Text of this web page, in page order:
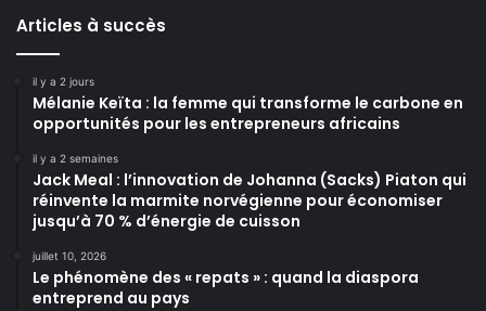
Articles à succès
il y a 2 jours
Mélanie Keïta : la femme qui transforme le carbone en
opportunités pour les entrepreneurs africains
il y a 2 semaines
Jack Meal : l’innovation de Johanna (Sacks) Piaton qui
réinvente la marmite norvégienne pour économiser
jusqu’à 70 % d’énergie de cuisson
juillet 10, 2026
Le phénomène des « repats » : quand la diaspora
entreprend au pays